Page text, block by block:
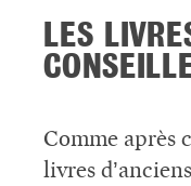
LES
Comme après
livres